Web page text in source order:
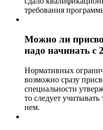
требования
Можно ли
надо начинать с
Нормативных
возможно сразу
специальности
то следует
нем.